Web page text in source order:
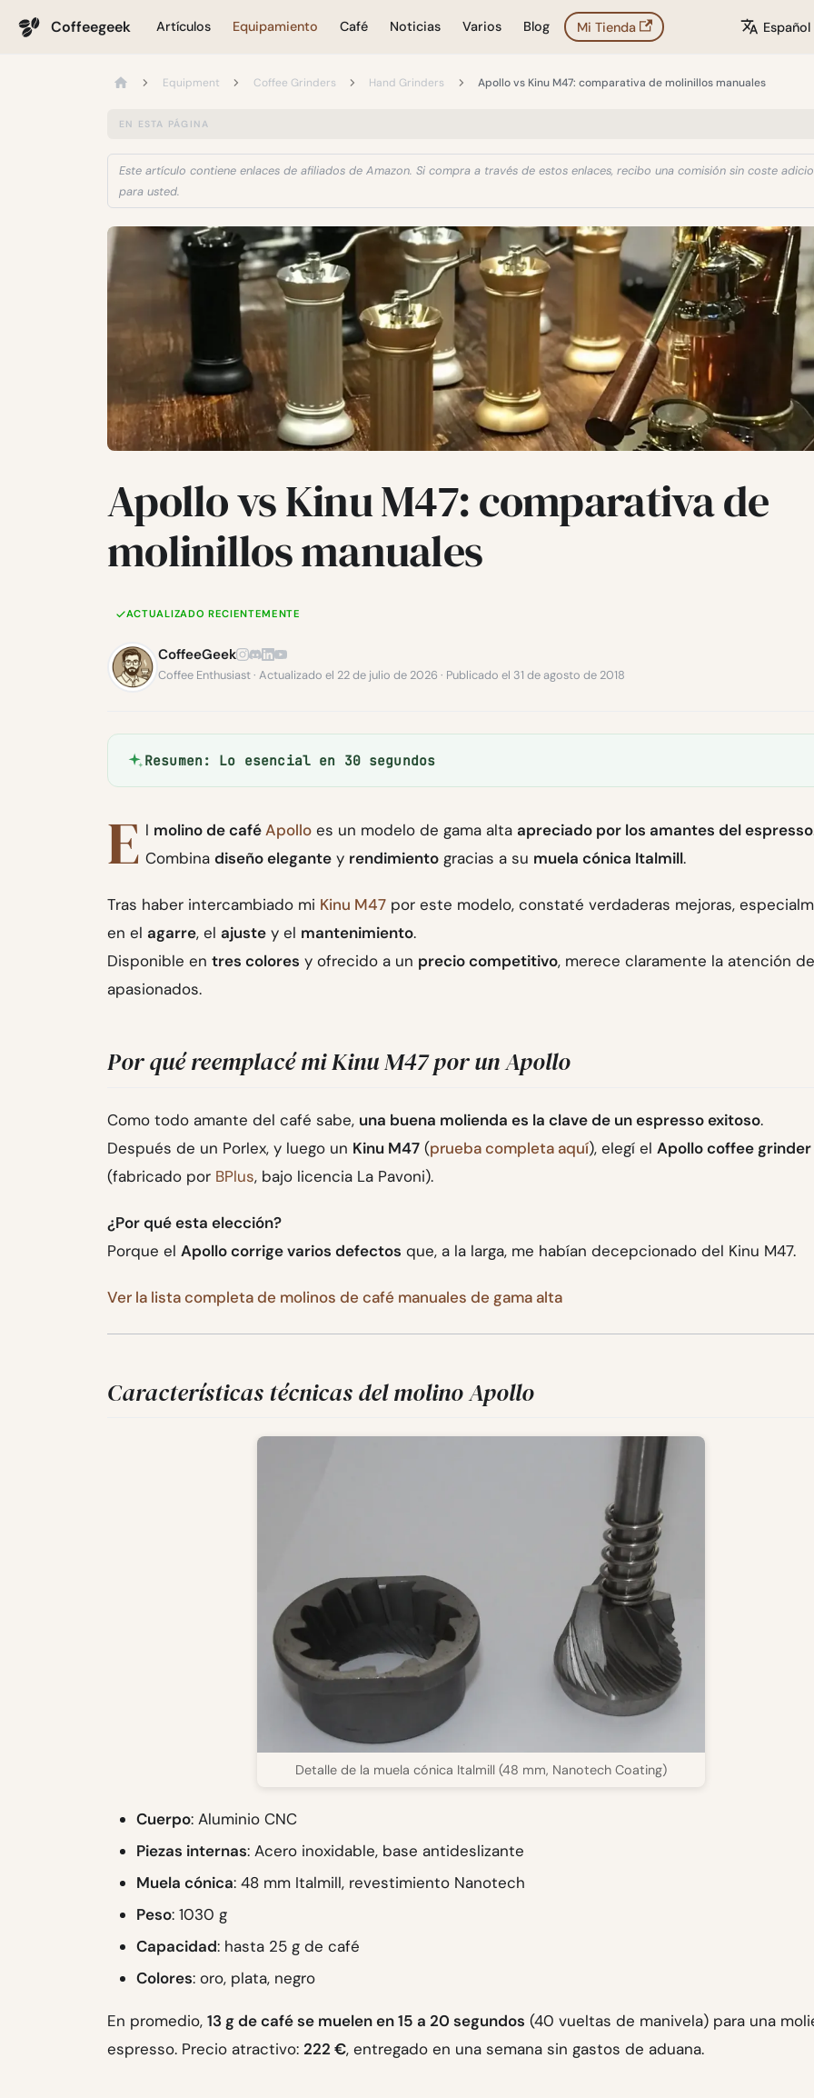
Coffeegeek Artículos Equipamiento Café Noticias Varios Blog Mi Tienda Español
Equipment Coffee Grinders Hand Grinders Apollo vs Kinu M47: comparativa de molinillos manuales
EN ESTA PÁGINA
Este artículo contiene enlaces de afiliados de Amazon. Si compra a través de estos enlaces, recibo una comisión sin coste
para usted.
Apollo vs Kinu M47: comparativa de
molinillos manuales
ACTUALIZADO RECIENTEMENTE
CoffeeGeek
Coffee Enthusiast · Actualizado el 22 de julio de 2026 · Publicado el 31 de agosto de 2018
Resumen: Lo esencial en 30 segundos
E l molino de caféApollo es un modelo de gama alta apreciado por los amantes del espresso
Combinadiseño elegante y rendimiento gracias a su muela cónica Italmill.
Tras haber intercambiado mi Kinu M47 por este modelo, constaté verdaderas mejoras,
en el agarre, el ajuste y el mantenimiento.
Disponible en tres colores y ofrecido a un precio competitivo, merece claramente la atención
apasionados.
Por qué reemplacé mi Kinu M47 por un Apollo
Como todo amante del café sabe, una buena molienda es la clave de un espresso exitoso.
Después de un Porlex, y luego un Kinu M47 (prueba completa aquí), elegí el Apollo coffee grinder
(fabricado por BPlus, bajo licencia La Pavoni).
¿Por qué esta elección?
Porque el Apollo corrige varios defectos que, a la larga, me habían decepcionado del Kinu M47.
Ver la lista completa de molinos de café manuales de gama alta
Características técnicas del molino Apollo
Detalle de la muela cónica Italmill (48 mm, Nanotech Coating)
Cuerpo: Aluminio CNC
Piezas internas: Acero inoxidable, base antideslizante
Muela cónica: 48 mm Italmill, revestimiento Nanotech
Peso: 1030 g
Capacidad: hasta 25 g de café
Colores: oro, plata, negro
En promedio, 13 g de café se muelen en 15 a 20 segundos (40 vueltas de manivela) para una
espresso. Precio atractivo: 222 €, entregado en una semana sin gastos de aduana.